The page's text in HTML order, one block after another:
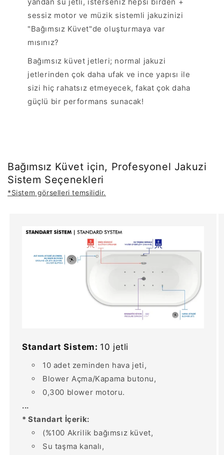
sessiz motor ve müzik sistemli jakuzinizi
"Bağımsız Küvet"de oluşturmaya var
mısınız?
Bağımsız küvet jetleri; normal jakuzi
jetlerinden çok daha ufak ve ince yapısı ile
sizi hiç rahatsız etmeyecek, fakat çok daha
güçlü bir performans sunacak!
Bağımsız Küvet için, Profesyonel Jakuzi
Sistem Seçenekleri
*Sistem görselleri temsilidir.
Standart Sistem: 10 jetli
10 adet zeminden hava jeti,
Blower Açma/Kapama butonu,
0,300 blower motoru.
...
* Standart İçerik:
(%100 Akrilik bağımsız küvet,
Su taşma kanalı,